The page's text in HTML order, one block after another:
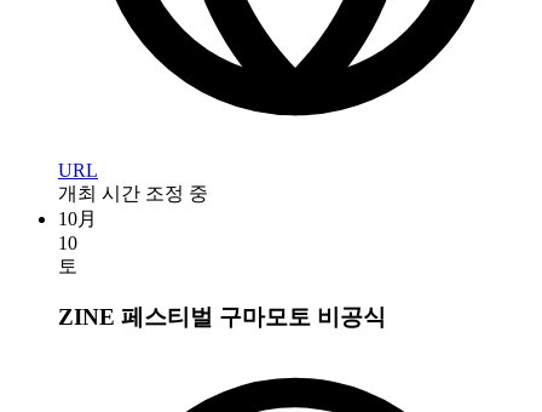
URL
개최 시간 조정 중
10月
10
토
ZINE 페스티벌 구마모토 비공식